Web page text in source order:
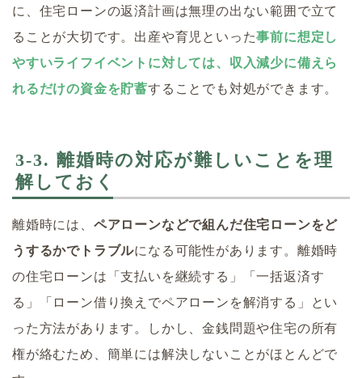
に、住宅ローンの返済計画は無理の出ない範囲で立て
ることが大切です。出産や育児といった事前に想定し
やすいライフイベントに対しては、収入減少に備えら
れるだけの資金を貯蓄することでも対処ができます。
3-3. 離婚時の対応が難しいことを理
解しておく
離婚時には、 ペアローンなどで組んだ住宅ローンをど
うするかでトラブルになる可能性があります。離婚時
の住宅ローンは「支払いを継続する」「一括返済す
る」「ローン借り換えでペアローンを解消する」とい
った方法があります。しかし、金銭問題や住宅の所有
権が絡むため、簡単には解決しないことがほとんどで